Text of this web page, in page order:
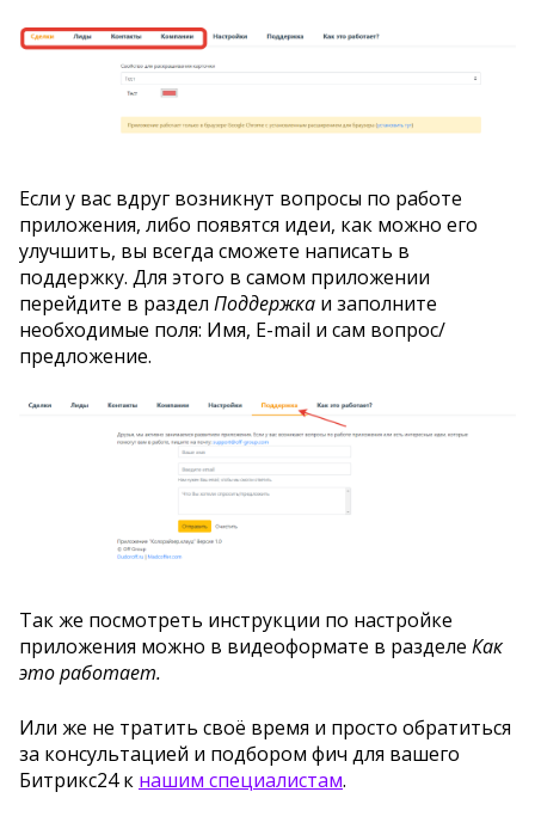
Если у вас вдруг возникнут вопросы по работе
приложения, либо появятся идеи, как можно его
улучшить, вы всегда сможете написать в
поддержку. Для этого в самом приложении
перейдите в раздел Поддержка и заполните
необходимые поля: Имя, E-mail и сам вопрос/
предложение.
Так же посмотреть инструкции по настройке
приложения можно в видеоформате в разделе Как
это работает.
Или же не тратить своё время и просто обратиться
за консультацией и подбором фич для вашего
Битрикс24 к нашим специалистам.